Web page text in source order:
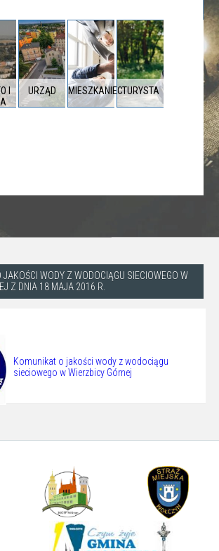
I
URZĄD MIESZKANIECTURYSTA
JAKOŚCI WODY Z WODOCIĄGU SIECIOWEGO W
Z DNIA 18 MAJA 2016 R.
Komunikat o jakości wody z wodociągu
sieciowego w Wierzbicy Górnej